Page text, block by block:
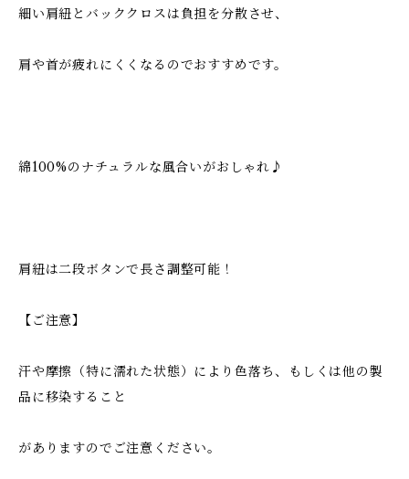
細い肩紐とバッククロスは負担を分散させ、
肩や首が疲れにくくなるのでおすすめです。
綿100%のナチュラルな風合いがおしゃれ♪
肩紐は二段ボタンで長さ調整可能！
【ご注意】
汗や摩擦（特に濡れた状態）により色落ち、もしくは他の製
品に移染すること
がありますのでご注意ください。